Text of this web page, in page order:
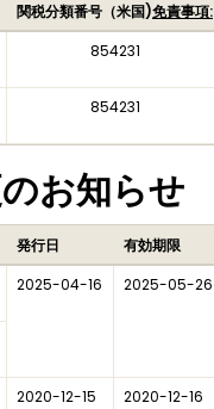
関税分類番号（米国)免責事項:
854231
854231
お知らせ
発行日 有効期限
2025-04-16 2025-05-26
2020-12-15 2020-12-16